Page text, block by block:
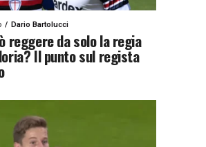
Dario Bartolucci
reggere da solo la regia
Il punto sul regista